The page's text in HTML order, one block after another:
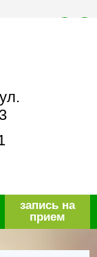
запись на
прием